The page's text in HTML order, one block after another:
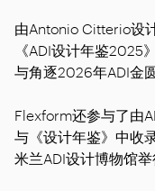
由Antonio Citterio设
《ADI设计年鉴2025
与角逐2026年ADI金
Flexform还参与了由
与《设计年鉴》中收
米兰ADI设计博物馆